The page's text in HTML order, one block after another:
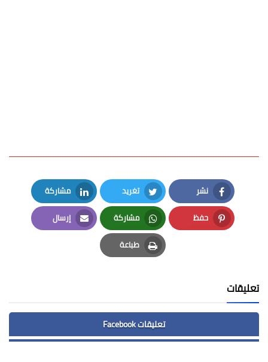
نشر
Facebook
تغريد
Twitter
مشاركة
LinkedIn
حفظ
Pinterest
مشاركة
Whatsapp
إرسال
Email
طباعة
Print
تعليقات
تعليقات Facebook